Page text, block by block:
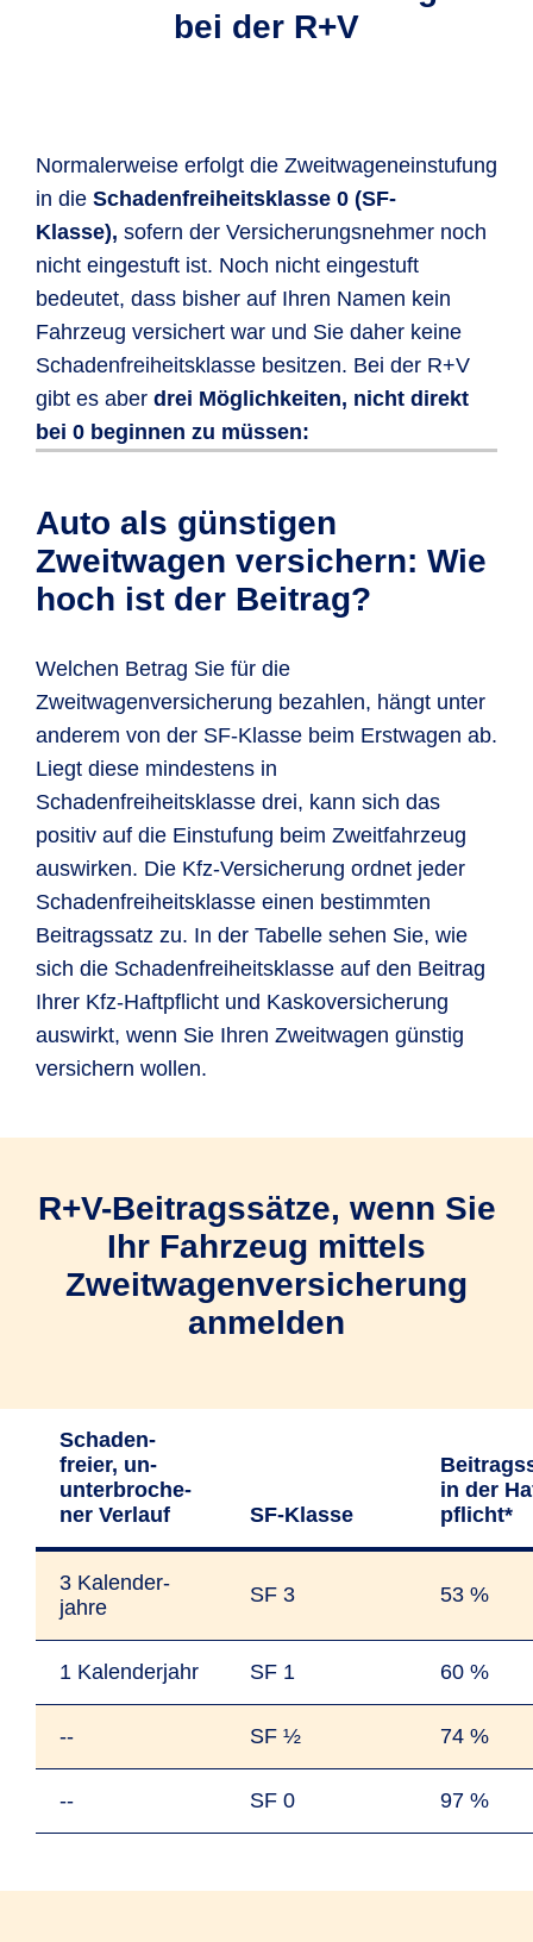
bei der R+V
Normalerweise erfolgt die Zweitwageneinstufung
in die Schadenfreiheitsklasse 0 (SF-
Klasse), sofern der Versicherungsnehmer noch
nicht eingestuft ist. Noch nicht eingestuft
bedeutet, dass bisher auf Ihren Namen kein
Fahrzeug versichert war und Sie daher keine
Schadenfreiheitsklasse besitzen. Bei der R+V
gibt es aber drei Möglichkeiten, nicht direkt
bei 0 beginnen zu müssen:
Ihrer letzten Versicherung vorliegen
haben und Sie
Ihre Fahrerlaubnis mindestens ein
Jahrbesitzen, erfolgt eine Einstufung in
versichern, müssen Sie
ebenfalls schadenfrei gefahren
sein.Zudem müssen Sie folgende
Voraussetzungen erfüllen:
Ihr Erstfahrzeug istmindestens in SF-
versichert.
Das Erstfahrzeug muss einPkw,
Kraftrad, Leichtkraftrad, Lkw (bis
3,5 t) oder ein Camping-Kfzsein.
DieZulassung des
Erstfahrzeugsläuft auf Sie, Ihre/n
Ehepartner/in, Ihre/n eingetragene/n
Lebenspartner/in oder in häuslicher
Gemeinschaft lebende/r
Lebenspartner/in.
können Sie Ihren Zweitwagen dank der
Zweitwagenregelung sogar mit SF-Klasse
3 günstig versichern:
Ihr bereits versichertes Fahrzeug
(Erstfahrzeug) ist mindestens in SF-
Klasse 3 eingestuft.
Sowohl Sie als auch der Fahrer des
zusätzlichen Fahrzeugs
sindmindestens 23 Jahre alt.
Die Zulassung beider Autos erfolgt auf
Sie oder eine gleichgestellte Person
des ersten Wagens. Gleichgestellt sind
Ihnen hierbeiLebenspartner/in,
Ehepartner/in, in häuslicher
Gemeinschaft lebende/r
Lebenspartner/in und eingetragene
Auto als günstigen
Zweitwagen versichern: Wie
hoch ist der Beitrag?
Welchen Betrag Sie für die
Zweitwagenversicherung bezahlen, hängt unter
anderem von der SF-Klasse beim Erstwagen ab.
Liegt diese mindestens in
Schadenfreiheitsklasse drei, kann sich das
positiv auf die Einstufung beim Zweitfahrzeug
auswirken. Die Kfz-Versicherung ordnet jeder
Schadenfreiheitsklasse einen bestimmten
Beitragssatz zu. In der Tabelle sehen Sie, wie
sich die Schadenfreiheitsklasse auf den Beitrag
Ihrer Kfz-Haftpflicht und Kaskoversicherung
auswirkt, wenn Sie Ihren Zweitwagen günstig
versichern wollen.
R+V-Beitragssätze, wenn Sie
Ihr Fahrzeug mittels
Zweitwagenversicherung
anmelden
Schaden­
freier, un­
unter­bro­che­
ner Ver­lauf
SF-Klasse
in der
pflicht*
3 Kalender­
jahre
SF 3 53 %
1 Kalender­jahr SF 1 60 %
-- SF ½ 74 %
-- SF 0 97 %